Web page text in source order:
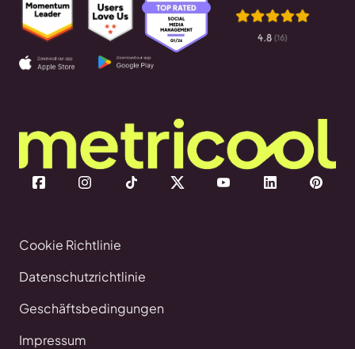
Cookie Richtlinie
Datenschutzrichtlinie
Geschäftsbedingungen
Impressum